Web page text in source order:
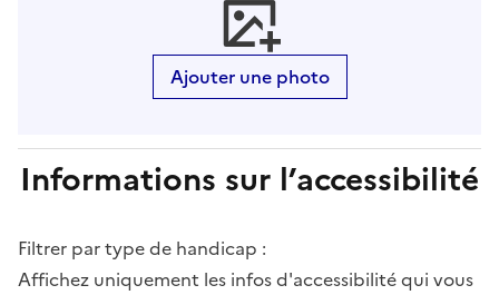
Ajouter une photo
Informations sur l’accessibilité
Filtrer par type de handicap :
Affichez uniquement les infos d'accessibilité qui vous